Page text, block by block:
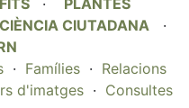
CIÈNCIA CIUTADANA ·
· Famílies · Relacions
d'imatges · Consultes